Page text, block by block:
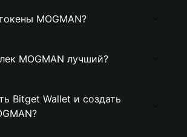
MOGMAN?
MOGMAN лучший?
Bitget Wallet и создать